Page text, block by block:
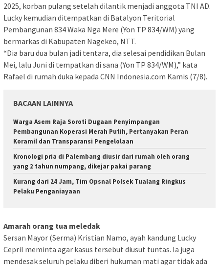
2025, korban pulang setelah dilantik menjadi anggota TNI AD.
Lucky kemudian ditempatkan di Batalyon Teritorial
Pembangunan 834 Waka Nga Mere (Yon TP 834/WM) yang
bermarkas di Kabupaten Nagekeo, NTT.
“Dia baru dua bulan jadi tentara, dia selesai pendidikan Bulan
Mei, lalu Juni di tempatkan di sana (Yon TP 834/WM),” kata
Rafael di rumah duka kepada CNN Indonesia.com Kamis (7/8).
BACAAN LAINNYA
Warga Asem Raja Soroti Dugaan Penyimpangan
Pembangunan Koperasi Merah Putih, Pertanyakan Peran
Koramil dan Transparansi Pengelolaan
Kronologi pria di Palembang diusir dari rumah oleh orang
yang 2 tahun numpang, dikejar pakai parang
Kurang dari 24 Jam, Tim Opsnal Polsek Tualang Ringkus
Pelaku Penganiayaan
Amarah orang tua meledak
Sersan Mayor (Serma) Kristian Namo, ayah kandung Lucky
Cepril meminta agar kasus tersebut diusut tuntas. Ia juga
mendesak seluruh pelaku diberi hukuman mati agar tidak ada